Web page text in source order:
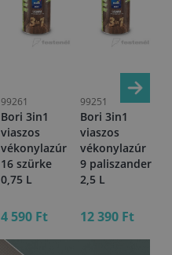
99261
Bori 3in1
viaszos
vékonylazúr
16 szürke
0,75 L
4 590 Ft
99251
Bori 3in1
viaszos
vékonylazúr
9 paliszander
2,5 L
12 390 Ft